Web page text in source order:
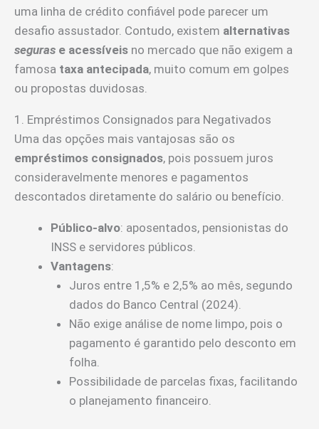
uma linha de crédito confiável pode parecer um
desafio assustador. Contudo, existem alternativas
seguras e acessíveis no mercado que não exigem a
famosa taxa antecipada, muito comum em golpes
ou propostas duvidosas.
1. Empréstimos Consignados para Negativados
Uma das opções mais vantajosas são os
empréstimos consignados, pois possuem juros
consideravelmente menores e pagamentos
descontados diretamente do salário ou benefício.
Público-alvo: aposentados, pensionistas do
INSS e servidores públicos.
Vantagens:
Juros entre 1,5% e 2,5% ao mês, segundo
dados do Banco Central (2024).
Não exige análise de nome limpo, pois o
pagamento é garantido pelo desconto em
folha.
Possibilidade de parcelas fixas, facilitando
o planejamento financeiro.